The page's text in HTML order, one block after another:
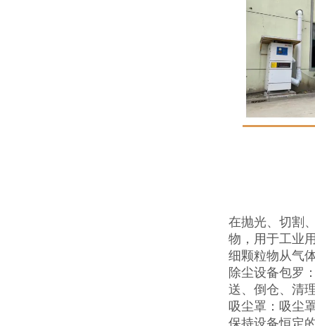
在抛光、切割
物，用于工业
细颗粒物从气
除尘设备包罗
送、倒仓、清
吸尘罩：吸尘
保持设备恒定